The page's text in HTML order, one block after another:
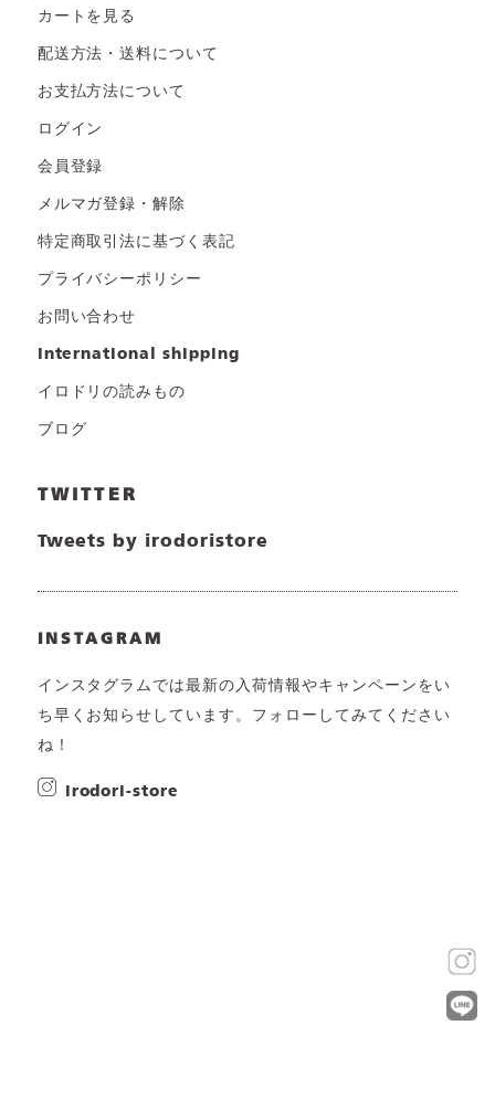
カートを見る
配送方法・送料について
お支払方法について
ログイン
会員登録
メルマガ登録・解除
特定商取引法に基づく表記
プライバシーポリシー
お問い合わせ
international shipping
イロドリの読みもの
ブログ
TWITTER
Tweets by irodoristore
INSTAGRAM
インスタグラムでは最新の入荷情報やキャンペーンをい
ち早くお知らせしています。フォローしてみてください
ね！
irodori-store